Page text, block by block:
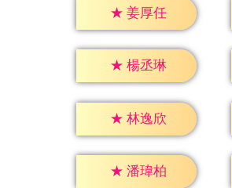
★ 姜厚任
★ 楊丞琳
★ 林逸欣
★ 潘瑋柏